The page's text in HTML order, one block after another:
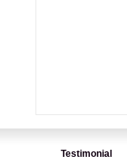
Testimonial